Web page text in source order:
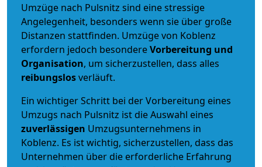
Umzüge nach Pulsnitz sind eine stressige
Angelegenheit, besonders wenn sie über große
Distanzen stattfinden. Umzüge von Koblenz
erfordern jedoch besondereVorbereitung und
Organisation, um sicherzustellen, dass alles
reibungslosverläuft.
Ein wichtiger Schritt bei der Vorbereitung eines
Umzugs nach Pulsnitz ist die Auswahl eines
zuverlässigen Umzugsunternehmens in
Koblenz. Es ist wichtig, sicherzustellen, dass das
Unternehmen über die erforderliche Erfahrung